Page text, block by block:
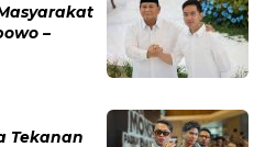
–
Tekanan